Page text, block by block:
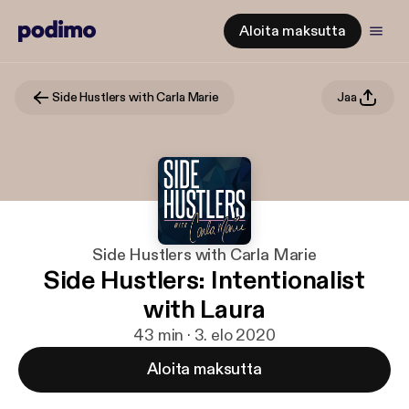
Aloita maksutta
Side Hustlers with Carla Marie Jaa
Side Hustlers with Carla Marie
Side Hustlers: Intentionalist
with Laura
43 min · 3. elo 2020
Aloita maksutta